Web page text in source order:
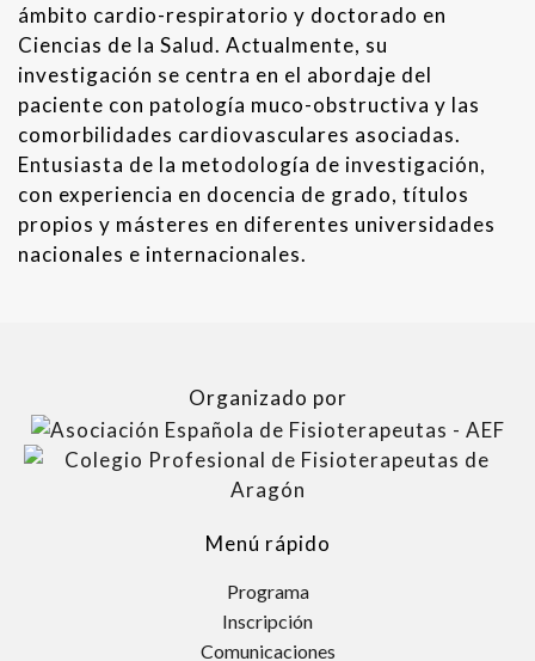
ámbito cardio-respiratorio y doctorado en
Ciencias de la Salud. Actualmente, su
investigación se centra en el abordaje del
paciente con patología muco-obstructiva y las
comorbilidades cardiovasculares asociadas.
Entusiasta de la metodología de investigación,
con experiencia en docencia de grado, títulos
propios y másteres en diferentes universidades
nacionales e internacionales.
Organizado por
Menú rápido
Programa
Inscripción
Comunicaciones